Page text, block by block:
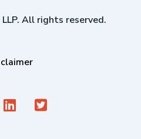
All rights reserved.